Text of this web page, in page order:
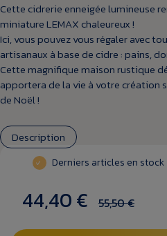
Cette cidrerie enneigée lumineuse
miniature LEMAX chaleureux !
Ici, vous pouvez vous régaler avec
artisanaux à base de cidre : pains,
Cette magnifique maison rustique
apportera de la vie à votre création
de Noël !
Description
Derniers articles en
44,40 € 55,50 €